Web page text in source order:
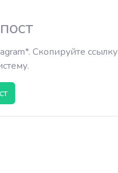
Скопируйте ссылку